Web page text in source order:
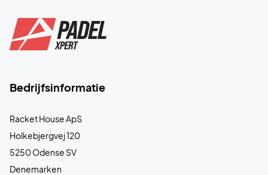
Bedrijfsinformatie
Racket House ApS
Holkebjergvej 120
5250 Odense SV
Denemarken